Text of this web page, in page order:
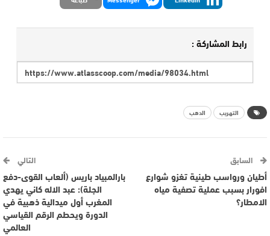
رابط المشاركة :
التهريب الدهب
السابق
أطيان ورواسب طينية تغزو شوارع
افورار بسبب عملية تصفية مياه
الامطار؟
التالي
بارالمبياد باريس (ألعاب القوى-دفع
الجلة): عبد الاله كاني يهدي
المغرب أول ميدالية ذهبية في
الدورة ويحطم الرقم القياسي
العالمي